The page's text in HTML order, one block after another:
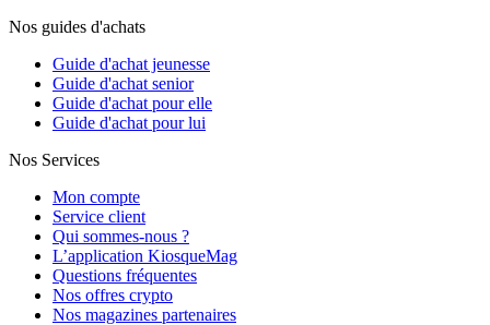
Nos guides d'achats
Guide d'achat jeunesse
Guide d'achat senior
Guide d'achat pour elle
Guide d'achat pour lui
Nos Services
Mon compte
Service client
Qui sommes-nous ?
L’application KiosqueMag
Questions fréquentes
Nos offres crypto
Nos magazines partenaires